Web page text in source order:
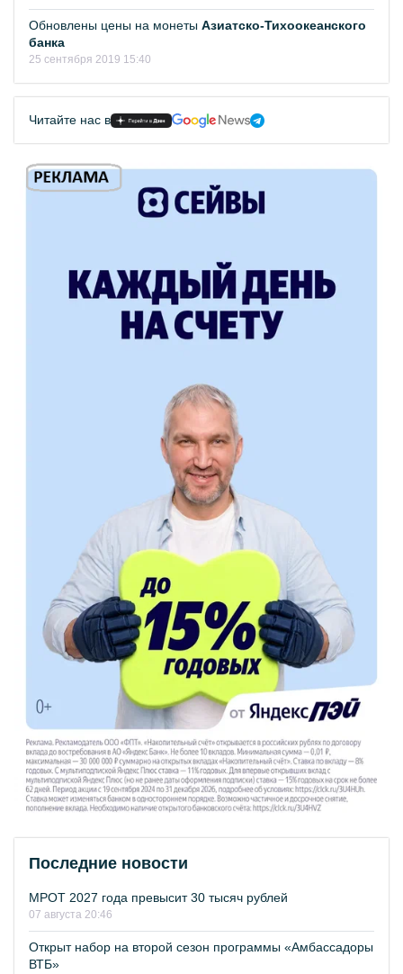
Обновлены цены на монеты Азиатско-Тихоокеанского
банка
25 сентября 2019 15:40
Читайте нас в
Последние новости
МРОТ 2027 года превысит 30 тысяч рублей
07 августа 20:46
Открыт набор на второй сезон программы «Амбассадоры
ВТБ»